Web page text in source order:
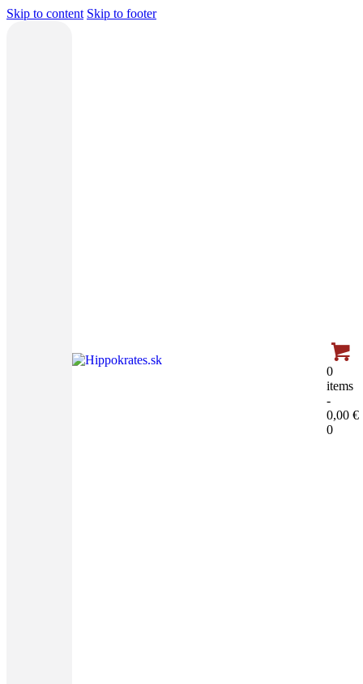
Skip to content Skip to footer
0
items
-
0,00 €
0